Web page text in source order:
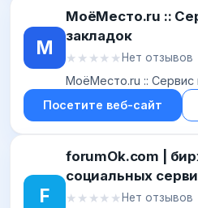
М
МоёМесто.ru ::
закладок
★★★★★
★★★★★ Нет отзывов
МоёМесто.ru :: Сервис
Посетите веб-сайт
F
forumOk.com |
социальных
★★★★★
★★★★★ Нет отзывов